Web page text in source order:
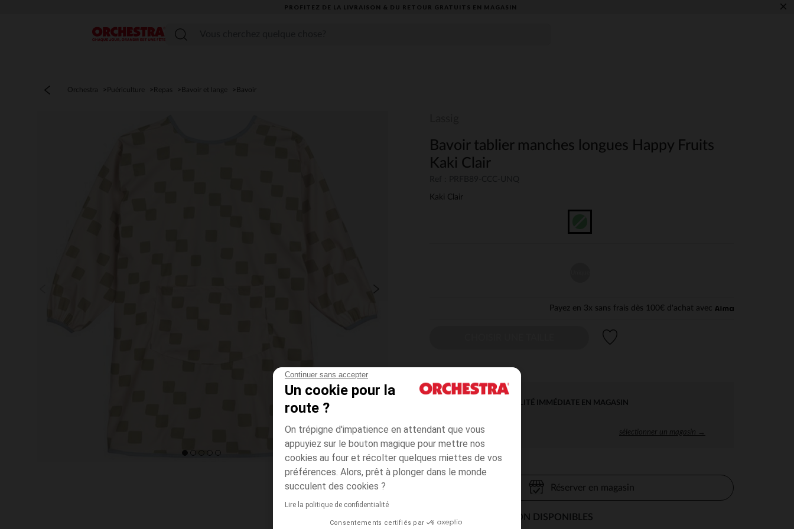
Continuer sans accepter
Un cookie pour la
route ?
On trépigne d'impatience en attendant que vous
appuyiez sur le bouton magique pour mettre nos
cookies au four et récolter quelques miettes de vos
préférences. Alors, prêt à plonger dans le monde
succulent des cookies ?
Lire la politique de confidentialité
Consentements certifiés par
PROFITEZ DE LA LIVRAISON & DU RETOUR GRATUITS EN MAGASIN​ ×
Menu
Orchestra Puériculture Repas Bavoir et lange Bavoir
Bavoir tablier manches longues Happy Fruits
Kaki Clair
Kaki Clair
Payez en 3x sans frais dès 100€ d'achat avec
DISPONIBILITÉ IMMÉDIATE EN MAGASIN
sélectionner un magasin →
Réserver en magasin
MODES DE LIVRAISON DISPONIBLES